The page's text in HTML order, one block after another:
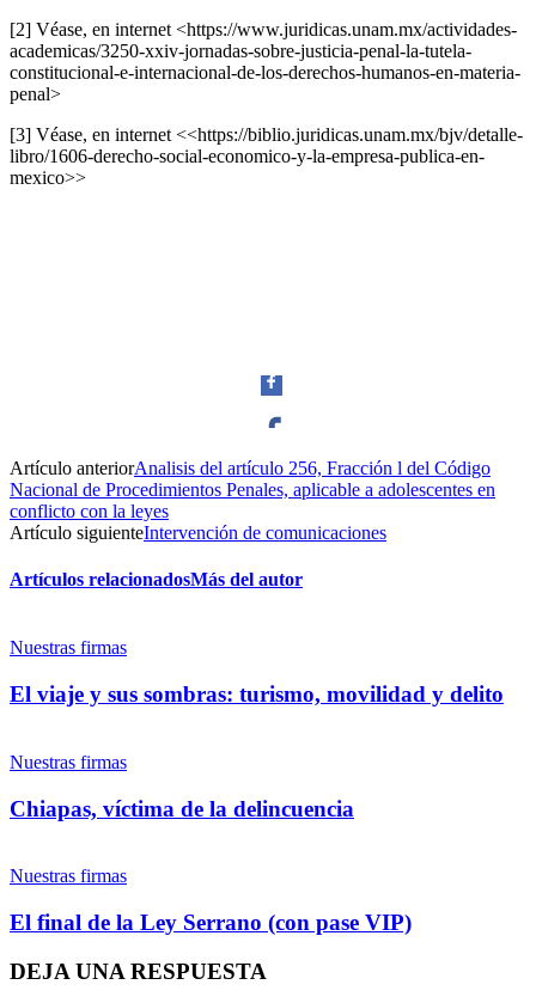
[2] Véase, en internet <https://www.juridicas.unam.mx/actividades-
academicas/3250-xxiv-jornadas-sobre-justicia-penal-la-tutela-
constitucional-e-internacional-de-los-derechos-humanos-en-materia-
penal>
[3] Véase, en internet <<https://biblio.juridicas.unam.mx/bjv/detalle-
libro/1606-derecho-social-economico-y-la-empresa-publica-en-
mexico>>
Facebook
Linkedin
Artículo anteriorAnalisis del artículo 256, Fracción l del Código
Nacional de Procedimientos Penales, aplicable a adolescentes en
conflicto con la leyes
Artículo siguienteIntervención de comunicaciones
Artículos relacionadosMás del autor
Nuestras firmas
El viaje y sus sombras: turismo, movilidad y delito
Nuestras firmas
Chiapas, víctima de la delincuencia
Nuestras firmas
El final de la Ley Serrano (con pase VIP)
DEJA UNA RESPUESTA